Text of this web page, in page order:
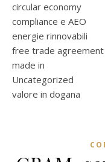
circular economy
compliance e AEO
energie rinnovabili
free trade agreement
made in
Uncategorized
valore in dogana